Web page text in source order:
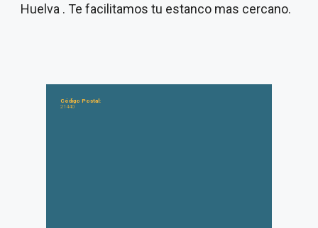
Huelva . Te facilitamos tu estanco mas cercano.
Código Postal:
21440